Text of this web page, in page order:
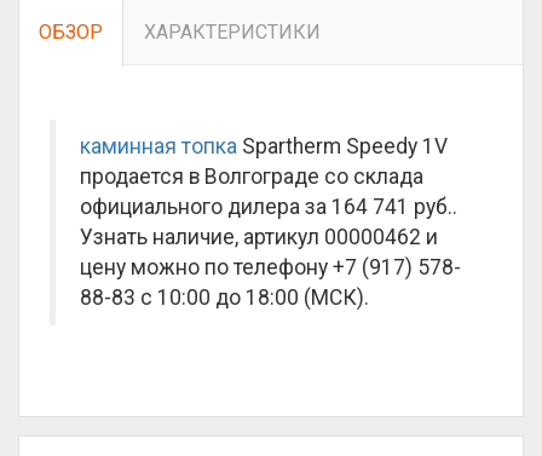
ОБЗОР ХАРАКТЕРИСТИКИ
каминная топка Spartherm Speedy 1V
продается в Волгограде со склада
официального дилера за 164 741 руб..
Узнать наличие, артикул 00000462 и
цену можно по телефону +7 (917) 578-
88-83 с 10:00 до 18:00 (МСК).